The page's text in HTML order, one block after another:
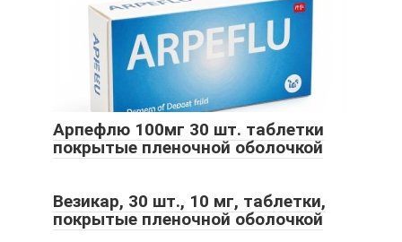
Арпефлю 100мг 30 шт. таблетки
покрытые пленочной оболочкой
Везикар, 30 шт., 10 мг, таблетки,
покрытые пленочной оболочкой